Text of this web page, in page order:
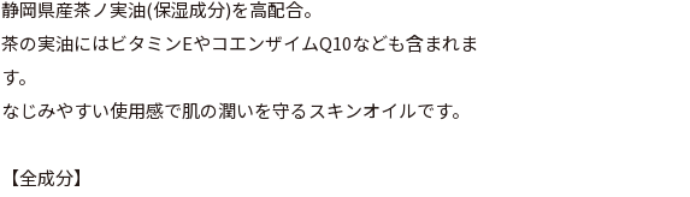
静岡県産茶ノ実油(保湿成分)を高配合。
茶の実油にはビタミンEやコエンザイムQ10なども含まれま
す。
なじみやすい使用感で肌の潤いを守るスキンオイルです。
【全成分】